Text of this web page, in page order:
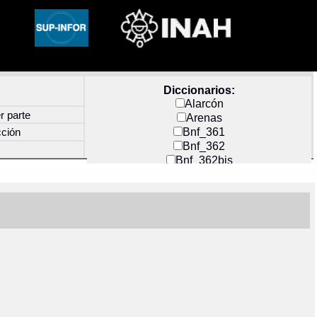
Diccionarios:
Alarcón
Arenas
Bnf_361
Bnf_362
Bnf_362bis
Docs_México
parte